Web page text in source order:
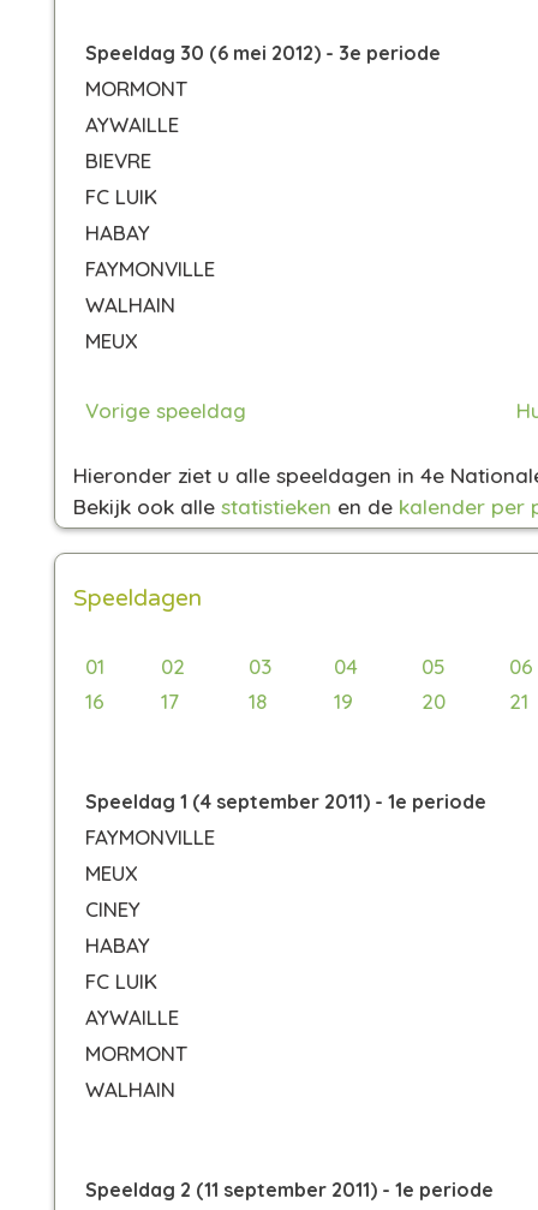
Speeldag 30 (6 mei 2012) - 3e periode
MORMONT
AYWAILLE
BIEVRE
FC LUIK
HABAY
FAYMONVILLE
WALHAIN
MEUX
Vorige speeldag
Hieronder ziet u alle speeldagen in 4e
Bekijk ook alle statistieken en de kalender per
Speeldagen
01 02 03 04 05
06
16
17 18 19 20 21
Speeldag 1 (4 september 2011) - 1e periode
FAYMONVILLE
MEUX
CINEY
HABAY
FC LUIK
AYWAILLE
MORMONT
WALHAIN
Speeldag 2 (11 september 2011) - 1e periode